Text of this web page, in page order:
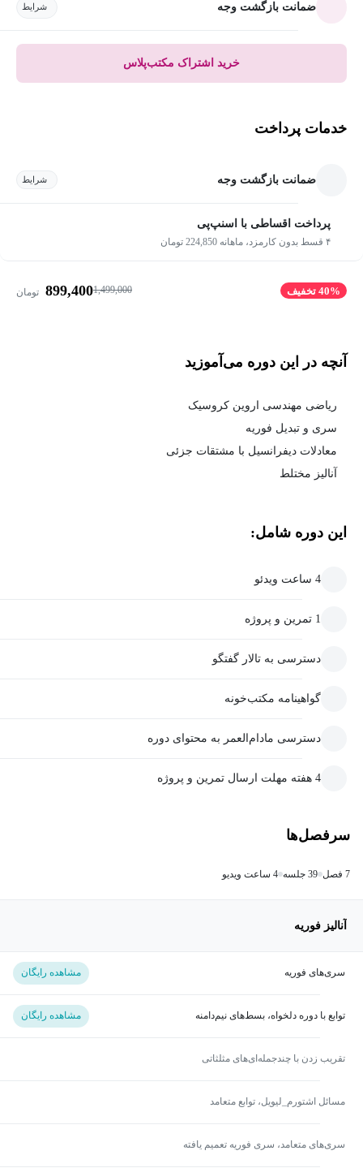
ضمانت بازگشت وجه شرایط
خرید اشتراک مکتب‌پلاس
خدمات پرداخت
ضمانت بازگشت وجه شرایط
پرداخت اقساطی با اسنپ‌پی
۴ قسط بدون کارمزد، ماهانه 224,850 تومان
40% تخفیف 1,499,000
899,400 تومان
آنچه در این دوره می‌آموزید
ریاضی مهندسی اروین کروسیک
سری و تبدیل فوریه
معادلات دیفرانسیل با مشتقات جزئی
آنالیز مختلط
این دوره شامل:
4 ساعت ویدئو
1 تمرین و پروژه
دسترسی به تالار گفتگو
گواهینامه مکتب‌خونه
دسترسی مادام‌العمر به محتوای دوره
4 هفته مهلت ارسال تمرین و پروژه
سرفصل‌ها
7 فصل 39 جلسه 4 ساعت ویدیو
آنالیز فوریه
سری‌های فوریه مشاهده رایگان
توابع با دوره دلخواه، بسط‌های نیم‌دامنه مشاهده رایگان
تقریب زدن با چندجمله‌ای‌های مثلثاتی
مسائل اشتورم_لیویل، توابع متعامد
سری‌های متعامد، سری فوریه تعمیم یافته